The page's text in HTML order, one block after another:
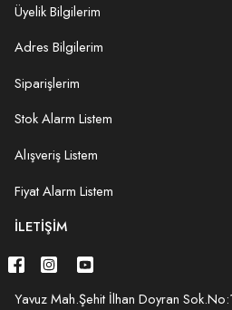
Üyelik Bilgilerim
Adres Bilgilerim
Siparişlerim
Stok Alarm Listem
Alışveriş Listem
Fiyat Alarm Listem
İLETIŞIM
Yavuz Mah.Şehit İlhan Doyran